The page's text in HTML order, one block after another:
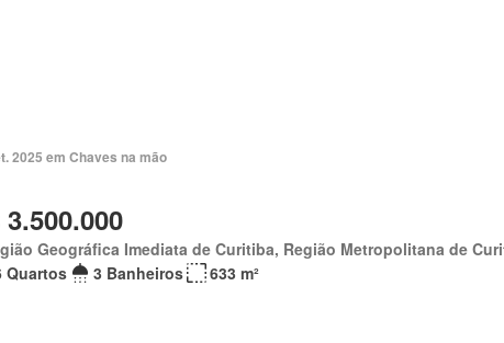
2025 em Chaves na mão
3.500.000
Geográfica Imediata de Curitiba, Região Metropolitana de
Quartos
3 Banheiros 633 m²